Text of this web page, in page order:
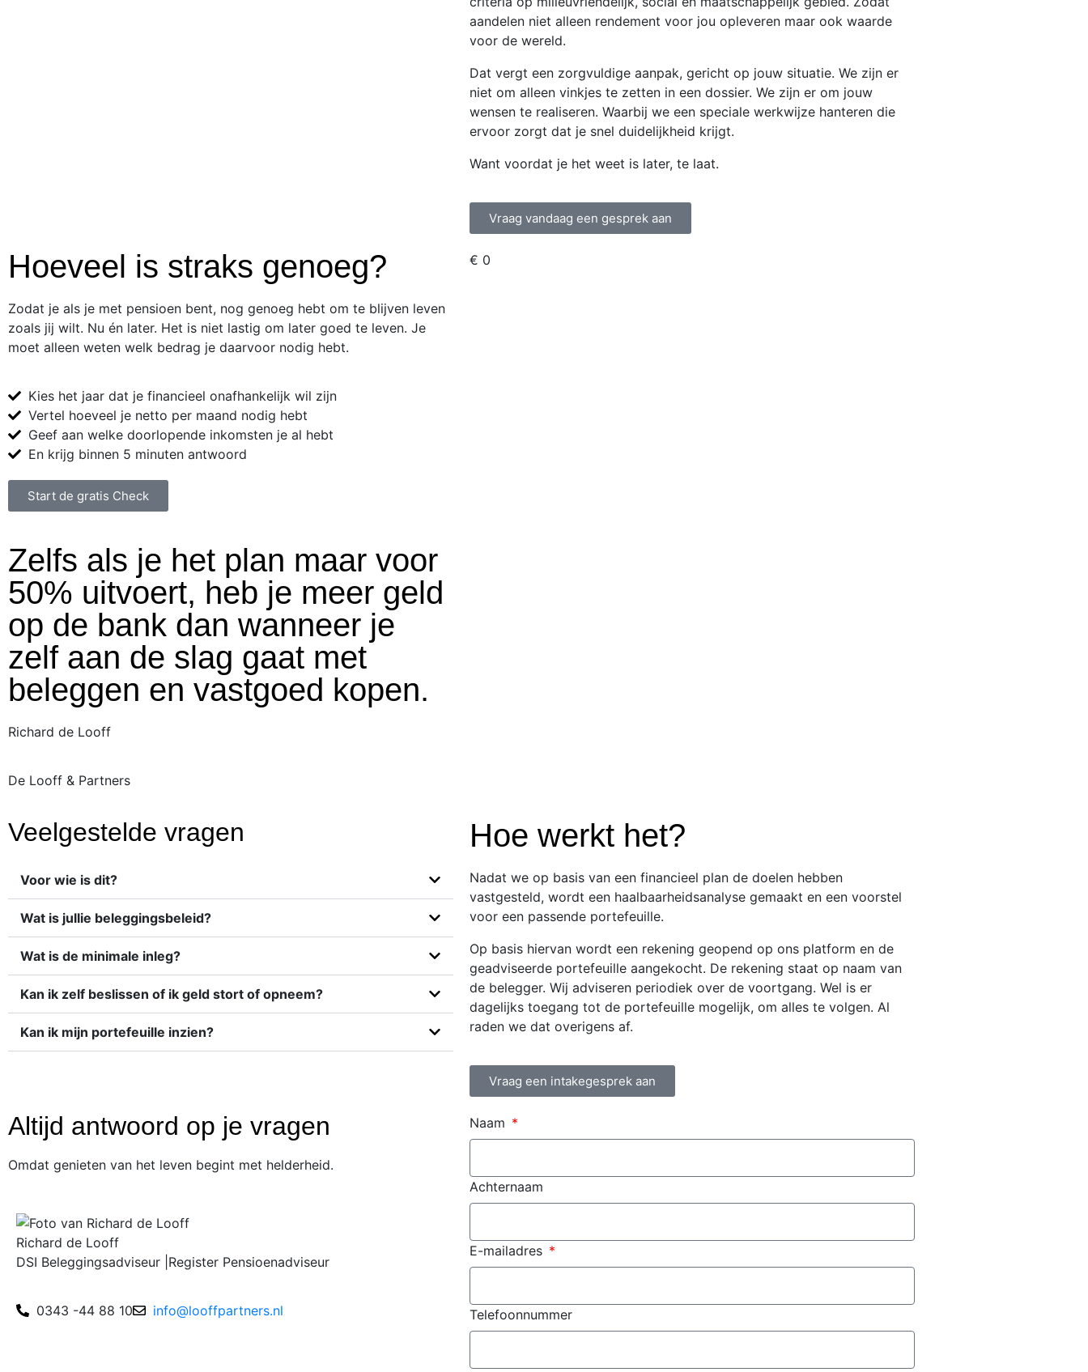
aandelen niet alleen rendement voor jou opleveren maar ook waarde
voor de wereld.
Dat vergt een zorgvuldige aanpak, gericht op jouw situatie. We zijn er
niet om alleen vinkjes te zetten in een dossier. We zijn er om jouw
wensen te realiseren. Waarbij we een speciale werkwijze hanteren die
ervoor zorgt dat je snel duidelijkheid krijgt.
Want voordat je het weet is later, te laat.
Vraag vandaag een gesprek aan
Hoeveel is straks genoeg?
Zodat je als je met pensioen bent, nog genoeg hebt om te blijven leven
zoals jij wilt. Nu én later. Het is niet lastig om later goed te leven. Je
moet alleen weten welk bedrag je daarvoor nodig hebt.
Kies het jaar dat je financieel onafhankelijk wil zijn
Vertel hoeveel je netto per maand nodig hebt
Geef aan welke doorlopende inkomsten je al hebt
En krijg binnen 5 minuten antwoord
Start de gratis Check
€ 0
Zelfs als je het plan maar voor
50% uitvoert, heb je meer geld
op de bank dan wanneer je
zelf aan de slag gaat met
beleggen en vastgoed kopen.
Richard de Looff
De Looff & Partners
Veelgestelde vragen
Voor wie is dit?
Wat is jullie beleggingsbeleid?
Wat is de minimale inleg?
Kan ik zelf beslissen of ik geld stort of opneem?
Kan ik mijn portefeuille inzien?
Hoe werkt het?
Nadat we op basis van een financieel plan de doelen hebben
vastgesteld, wordt een haalbaarheidsanalyse gemaakt en een voorstel
voor een passende portefeuille.
Op basis hiervan wordt een rekening geopend op ons platform en de
geadviseerde portefeuille aangekocht. De rekening staat op naam van
de belegger. Wij adviseren periodiek over de voortgang. Wel is er
dagelijks toegang tot de portefeuille mogelijk, om alles te volgen. Al
raden we dat overigens af.
Vraag een intakegesprek aan
Altijd antwoord op je vragen
Omdat genieten van het leven begint met helderheid.
Richard de Looff
DSI Beleggingsadviseur |Register Pensioenadviseur
0343 -44 88 10 info@looffpartners.nl
Naam
Achternaam
E-mailadres
Telefoonnummer